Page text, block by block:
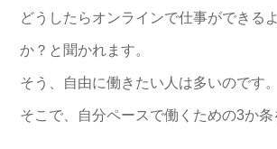
どうしたらオンラインで仕事ができる
か？ と聞かれます。
そう、自由に働きたい人は多いのです。
そこで、自分ペースで働くための3か条